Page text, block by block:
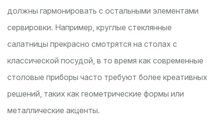
должны гармонировать с остальными элементами
сервировки. Например, круглые стеклянные
салатницы прекрасно смотрятся на столах с
классической посудой, в то время как современные
столовые приборы часто требуют более креативных
решений, таких как геометрические формы или
металлические акценты.